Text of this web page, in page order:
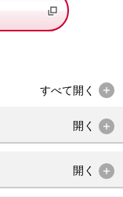
すべて開く
開く
開く